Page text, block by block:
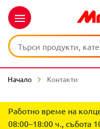
Начало Контакти
Работно време на
08:00–18:00 ч., събота